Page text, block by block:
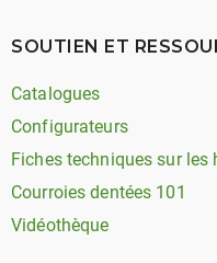
SOUTIEN ET
Catalogues
Configurateurs
Fiches techniques sur
Courroies dentées 101
Vidéothèque